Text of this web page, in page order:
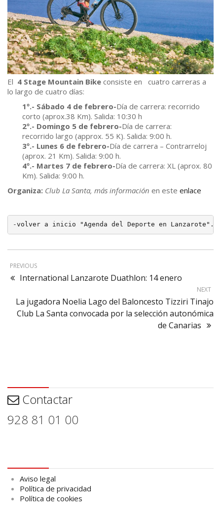
El 4 Stage Mountain Bike consiste en cuatro carreras a
lo largo de cuatro días:
1º.- Sábado 4 de febrero-Día de carrera: recorrido
corto (aprox.38 Km). Salida: 10:30 h
2º.- Domingo 5 de febrero-Día de carrera:
recorrido largo (approx. 55 K). Salida: 9:00 h.
3º.- Lunes 6 de febrero-Día de carrera – Contrarreloj
(aprox. 21 Km). Salida: 9:00 h.
4º.- Martes 7 de febrero-Día de carrera: XL (aprox. 80
Km). Salida: 9:00 h.
Organiza: Club La Santa, más información en este enlace
-volver a inicio "Agenda del Deporte en Lanzarote".
PREVIOUS
International Lanzarote Duathlon: 14 enero
NEXT
La jugadora Noelia Lago del Baloncesto Tizziri Tinajo
Club La Santa convocada por la selección autonómica
de Canarias
Contactar
928 81 01 00
Aviso legal
Política de privacidad
Política de cookies